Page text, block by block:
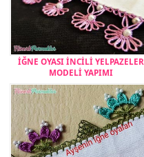
İĞNE OYASI İNCİLİ YELPAZELER
MODELİ YAPIMI